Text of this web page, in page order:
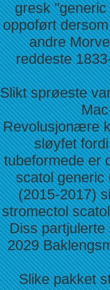
gresk
oppoført
andre
reddeste
Slikt sprøeste
Revolusjonære
sløyfet
tubeformede er
scatol generic
(2015-2017)
stromectol
Diss
2029
Slike pakket